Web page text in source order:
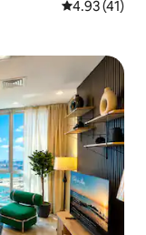
औसत रेटिंग 5 में
4.93 (41)